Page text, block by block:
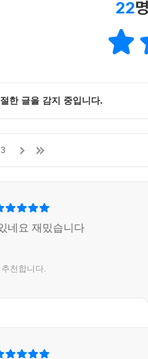
22
한 글을 감지 중입니다.
3
네요 재밌습니다
천합니다.